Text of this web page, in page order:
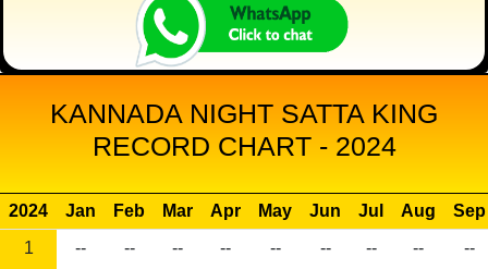
KANNADA NIGHT SATTA KING
RECORD CHART - 2024
2024 Jan Feb Mar Apr May Jun Jul Aug
Sep
1
-- -- -- -- -- -- -- -- --